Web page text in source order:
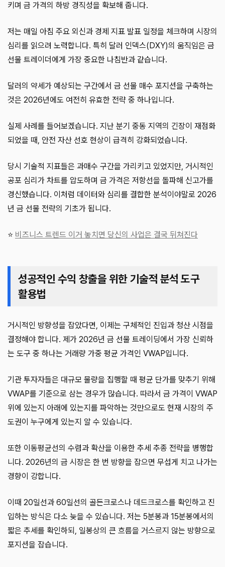
키며 금 가격의 하방 경직성을 확보해 줍니다.
저는 매일 아침 주요 외신과 경제 지표 발표 일정을 체크하며 시장의
심리를 읽으려 노력합니다. 특히 달러 인덱스(DXY)의 움직임은 금
선물 트레이더에게 가장 중요한 나침반과 같습니다.
달러의 약세가 예상되는 구간에서 금 선물 매수 포지션을 구축하는
것은 2026년에도 여전히 유효한 전략 중 하나입니다.
실제 사례를 들어보겠습니다. 지난 분기 중동 지역의 긴장이 재점화
되었을 때, 안전 자산 선호 현상이 급격히 강화되었습니다.
당시 기술적 지표들은 과매수 구간을 가리키고 있었지만, 거시적인
공포 심리가 차트를 압도하며 금 가격은 저항선을 돌파해 신고가를
경신했습니다. 이처럼 데이터와 심리를 결합한 분석이야말로 2026
년 금 선물 전략의 기초가 됩니다.
⭐ 비즈니스 트렌드 이거 놓치면 당신의 사업은 결국 뒤쳐진다
성공적인 수익 창출을 위한 기술적 분석 도구
활용법
거시적인 방향성을 잡았다면, 이제는 구체적인 진입과 청산 시점을
결정해야 합니다. 제가 2026년 금 선물 트레이딩에서 가장 신뢰하
는 도구 중 하나는 거래량 가중 평균 가격인 VWAP입니다.
기관 투자자들은 대규모 물량을 집행할 때 평균 단가를 맞추기 위해
VWAP를 기준으로 삼는 경우가 많습니다. 따라서 금 가격이 VWAP
위에 있는지 아래에 있는지를 파악하는 것만으로도 현재 시장의 주
도권이 누구에게 있는지 알 수 있습니다.
또한 이동평균선의 수렴과 확산을 이용한 추세 추종 전략을 병행합
니다. 2026년의 금 시장은 한 번 방향을 잡으면 무섭게 치고 나가는
경향이 강합니다.
이때 20일선과 60일선의 골든크로스나 데드크로스를 확인하고 진
입하는 방식은 다소 늦을 수 있습니다. 저는 5분봉과 15분봉에서의
짧은 추세를 확인하되, 일봉상의 큰 흐름을 거스르지 않는 방향으로
포지션을 잡습니다.